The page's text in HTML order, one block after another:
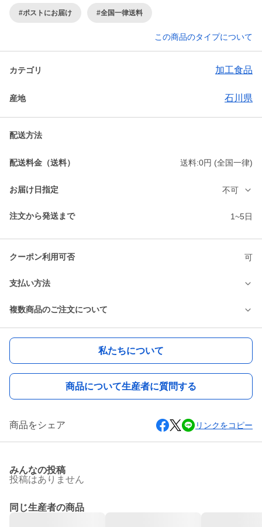
#ポストにお届け #全国一律送料
この商品のタイプについて
カテゴリ 加工食品
産地 石川県
配送方法
配送料金（送料） 送料:0円 (全国一律)
お届け日指定 不可
注文から発送まで 1~5日
クーポン利用可否 可
支払い方法
複数商品のご注文について
私たちについて
商品について生産者に質問する
商品をシェア リンクをコピー
みんなの投稿
投稿はありません
同じ生産者の商品